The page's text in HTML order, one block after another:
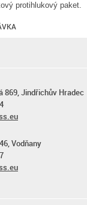
protihlukový paket.
869, Jindřichův Hradec
Vodňany